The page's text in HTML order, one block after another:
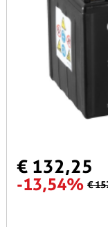
€ 132,25
-13,54% €